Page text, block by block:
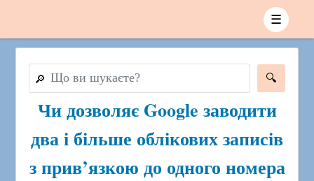
☰
🔎
Чи дозволяє Google заводити
два і більше облікових записів
з прив’язкою до одного номера